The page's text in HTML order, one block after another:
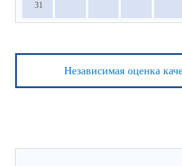
31
Независимая оценка